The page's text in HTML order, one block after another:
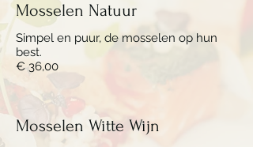
Mosselen Natuur
Simpel en puur, de mosselen op hun
best.
€ 36,00
Mosselen Witte Wijn